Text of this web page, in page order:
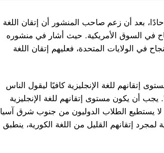
بعد أن زعم صاحب المنشور أن إتقان اللغة
في السوق الأمريكية. حيث أشار في منشوره
في الولايات المتحدة، فعليهم إتقان اللغة
إتقانهم للغة الإنجليزية كافيًا ليقول الناس
يجب أن يكون مستوى إتقانهم للغة الإنجليزية
لا يستطيع الطلاب الدوليون من جنوب شرق آسيا
إتقانهم القليل من اللغة الكورية، ينطبق